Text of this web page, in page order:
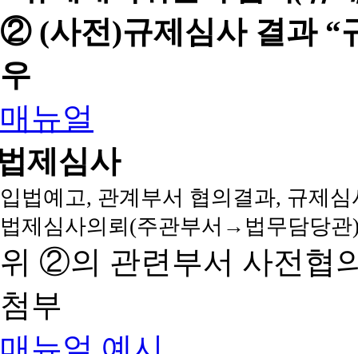
② (사전)규제심사 결과 “
우
매뉴얼
제심사
입법예고, 관계부서 협의결과, 규제
법제심사의뢰(주관부서→법무담당
위 ②의 관련부서 사전협
첨부